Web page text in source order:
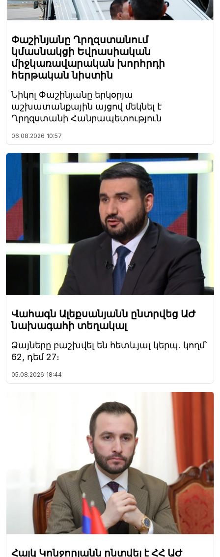
Փաշինյանը Ղրղզստանում
կմասնակցի Եվրասիական
միջկառավարական խորհրդի
հերթական նիստին
Նիկոլ Փաշինյանը երկօրյա
աշխատանքային այցով մեկնել է
Ղրղզստանի Հանրապետություն
06.08.2026 10:57
Վահագն Ալեքսանյանն ընտրվեց ԱԺ
նախագահի տեղակալ
Ձայները բաշխվել են հետևյալ կերպ. կողմ՝
62, դեմ 27։
05.08.2026 18:44
Հայկ Կոնջորյանն ընտվել է ՀՀ ԱԺ